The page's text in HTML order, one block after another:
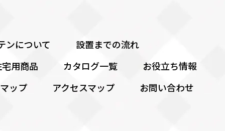
ンについて
設置までの流れ
用商品
カタログ一覧
お役立ち情報
ップ
アクセスマップ お問い合わせ